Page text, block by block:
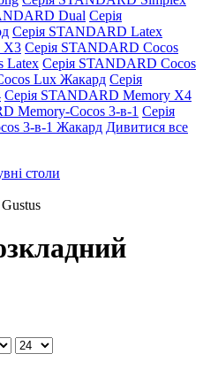
Dual Серія
Серія STANDARD Latex
X3 Серія STANDARD Cocos
Latex Серія STANDARD Cocos
Lux Жакард Серія
Серія STANDARD Memory X4
Memory-Cocos 3-в-1 Серія
3-в-1 Жакард Дивитися все
столи